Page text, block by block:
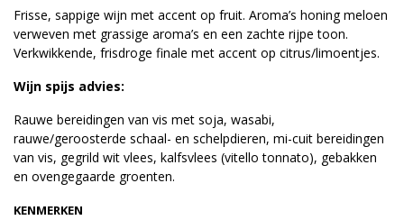
Frisse, sappige wijn met accent op fruit. Aroma’s honing meloen
verweven met grassige aroma’s en een zachte rijpe toon.
Verkwikkende, frisdroge finale met accent op citrus/limoentjes.
Wijn spijs advies:
Rauwe bereidingen van vis met soja, wasabi,
rauwe/geroosterde schaal- en schelpdieren, mi-cuit bereidingen
van vis, gegrild wit vlees, kalfsvlees (vitello tonnato), gebakken
en ovengegaarde groenten.
KENMERKEN